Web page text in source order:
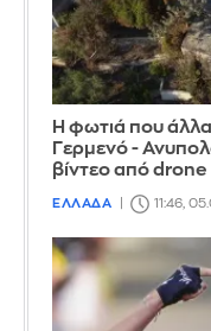
Η φωτιά που
Γερμενό -
βίντεο από drone
ΕΛΛΑΔΑ 11:46,